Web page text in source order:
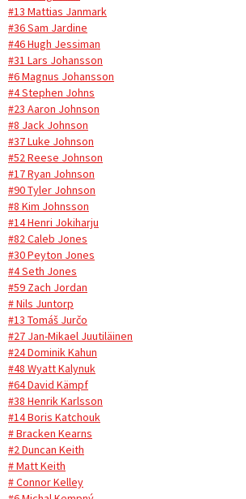
#13 Mattias Janmark
#36 Sam Jardine
#46 Hugh Jessiman
#31 Lars Johansson
#6 Magnus Johansson
#4 Stephen Johns
#23 Aaron Johnson
#8 Jack Johnson
#37 Luke Johnson
#52 Reese Johnson
#17 Ryan Johnson
#90 Tyler Johnson
#8 Kim Johnsson
#14 Henri Jokiharju
#82 Caleb Jones
#30 Peyton Jones
#4 Seth Jones
#59 Zach Jordan
# Nils Juntorp
#13 Tomáš Jurčo
#27 Jan-Mikael Juutiläinen
#24 Dominik Kahun
#48 Wyatt Kalynuk
#64 David Kämpf
#38 Henrik Karlsson
#14 Boris Katchouk
# Bracken Kearns
#2 Duncan Keith
# Matt Keith
# Connor Kelley